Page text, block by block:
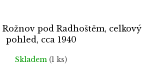
Rožnov pod Radhoštěm, celkový
pohled, cca 1940
Skladem (1 ks)